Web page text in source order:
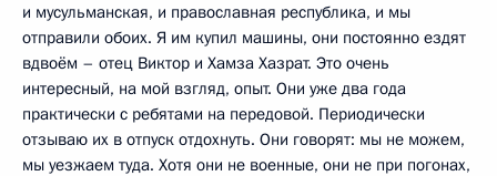
и мусульманская, и православная республика, и мы
отправили обоих. Я им купил машины, они постоянно ездят
вдвоём – отец Виктор и Хамза Хазрат. Это очень
интересный, на мой взгляд, опыт. Они уже два года
практически с ребятами на передовой. Периодически
отзываю их в отпуск отдохнуть. Они говорят: мы не можем,
мы уезжаем туда. Хотя они не военные, они не при погонах,